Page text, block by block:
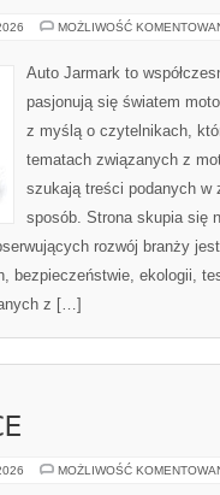
MOŻLIWOŚĆ
Auto Jarmark to
pasjonują się światem
z myślą o czytelnikach,
tematach związanych z
szukają treści podanych w
sposób. Strona skupia się
rozwój branży
bezpieczeństwie, ekologii,
z […]
MOŻLIWOŚĆ